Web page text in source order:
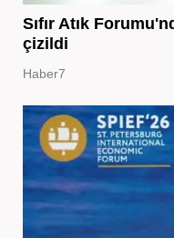
Sıfır Atık
çizildi
Haber7